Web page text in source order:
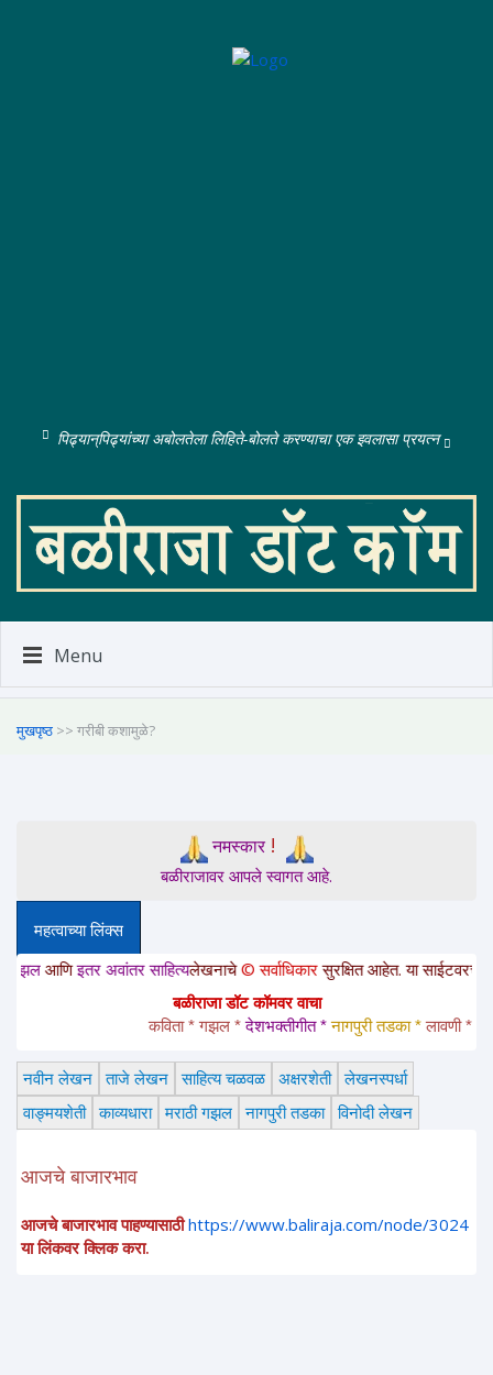
पिढ्यान्‌पिढ्यांच्या अबोलतेला लिहिते-बोलते करण्याचा एक इवलासा प्रयत्न
Menu
मुखपृष्ठ >> गरीबी कशामुळे?
नमस्कार!
बळीराजावर आपले स्वागत आहे.
महत्वाच्या लिंक्स
इतर अवांतर साहित्यलेखनाचे© सर्वाधिकारसुरक्षित आहेत. या साईटवरचे साहित्य
बळीराजा डॉट कॉमवर वाचा
कविता * गझल * देशभक्तीगीत * नागपुरी तडका * लावणी *
नवीन लेखन ताजे लेखन साहित्य चळवळ अक्षरशेती लेखनस्पर्धा
वाङ्मयशेती काव्यधारा मराठी गझल नागपुरी तडका विनोदी लेखन
आजचे बाजारभाव
आजचे बाजारभाव पाहण्यासाठी https://www.baliraja.com/node/3024
या लिंकवर क्लिक करा.